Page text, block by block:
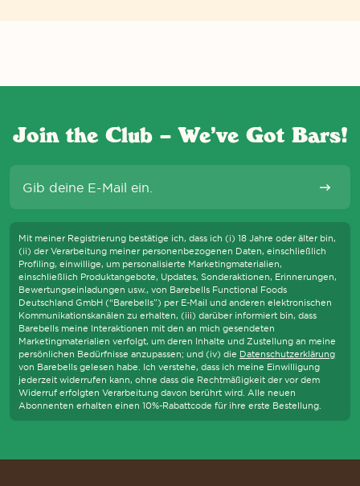
Join the Club – We’ve Got Bars!
Mit meiner Registrierung bestätige ich, dass ich (i) 18 Jahre oder älter bin,
(ii) der Verarbeitung meiner personenbezogenen Daten, einschließlich
Profiling, einwillige, um personalisierte Marketingmaterialien,
einschließlich Produktangebote, Updates, Sonderaktionen, Erinnerungen,
Bewertungseinladungen usw., von Barebells Functional Foods
Deutschland GmbH (“Barebells”) per E-Mail und anderen elektronischen
Kommunikationskanälen zu erhalten, (iii) darüber informiert bin, dass
Barebells meine Interaktionen mit den an mich gesendeten
Marketingmaterialien verfolgt, um deren Inhalte und Zustellung an meine
persönlichen Bedürfnisse anzupassen; und (iv) die Datenschutzerklärung
von Barebells gelesen habe. Ich verstehe, dass ich meine Einwilligung
jederzeit widerrufen kann, ohne dass die Rechtmäßigkeit der vor dem
Widerruf erfolgten Verarbeitung davon berührt wird. Alle neuen
Abonnenten erhalten einen 10%-Rabattcode für ihre erste Bestellung.